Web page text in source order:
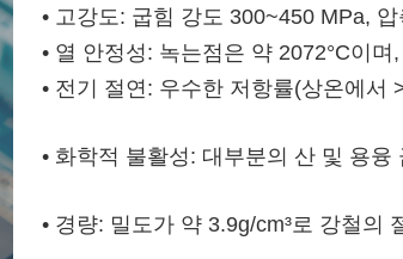
• 고강도: 굽힘 강도 300~450 MPa,
• 열 안정성: 녹는점은 약 2072°C이
• 전기 절연: 우수한 저항률(상온에서
• 화학적 불활성: 대부분의 산 및 용
• 경량: 밀도가 약 3.9g/cm³로 강철의